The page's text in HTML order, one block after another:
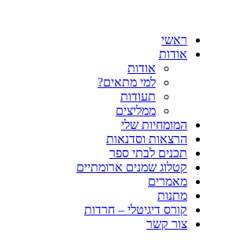
ראשי
אודות
אודות
למי מתאים?
תעודות
ממליצים
המומחיות שלי
הרצאות וסדנאות
תכנים לבתי ספר
קטלוג שמנים ארומתיים
מאמרים
מתנות
קורס דיגיטלי – חרדות
צור קשר